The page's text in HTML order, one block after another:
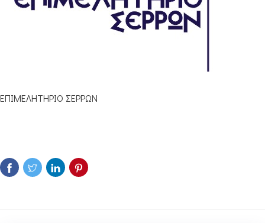
ΕΠΙΜΕΛΗΤΗΡΙΟ ΣΕΡΡΩΝ